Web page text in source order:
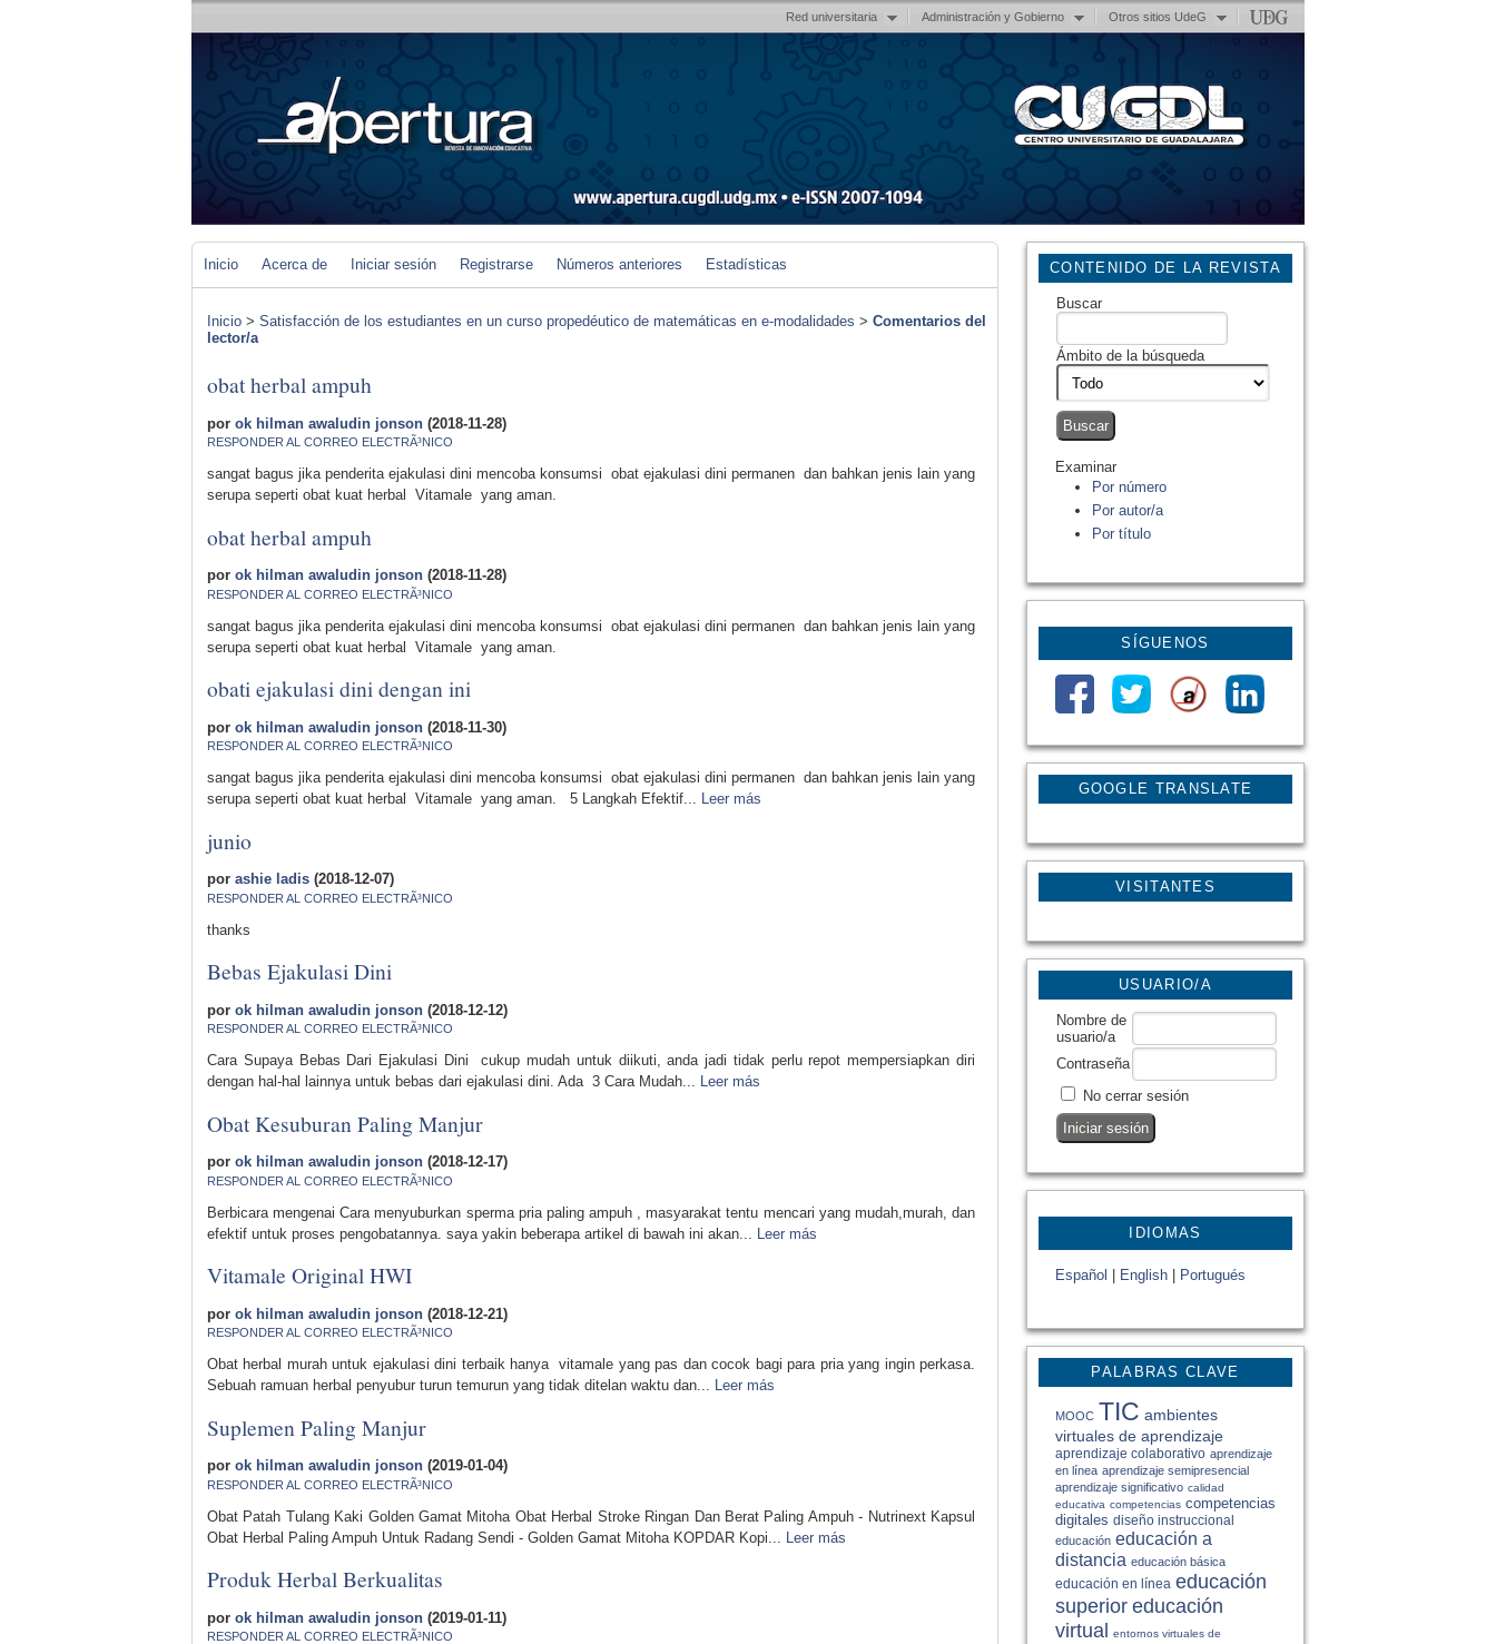
Red universitaria Administración y Gobierno Otros sitios UdeG
GOOGLE TRANSLATE
VISITANTES
CONTENIDO DE LA REVISTA
Buscar
Ámbito de la búsqueda
Examinar
Por número
Por autor/a
Por título
SÍGUENOS
USUARIO/A
Nombre de
usuario/a
Contraseña
No cerrar sesión
IDIOMAS
Español English Portugués
PALABRAS CLAVE
MOOC TIC ambientes
virtuales de aprendizaje
aprendizaje colaborativo aprendizaje
en línea aprendizaje semipresencial
aprendizaje significativo calidad
educativa competencias competencias
digitales diseño instruccional
educación educación a
distancia educación básica
educación en línea educación
superior educación
virtual entornos virtuales de
Inicio Acerca de Iniciar sesión Registrarse Números anteriores Estadísticas
Inicio > Satisfacción de los estudiantes en un curso propedéutico de matemáticas en e-modalidades > Comentarios del
lector/a
obat herbal ampuh
por ok hilman awaludin jonson (2018-11-28)
RESPONDER AL CORREO ELECTRÃ³NICO
sangat bagus jika penderita ejakulasi dini mencoba konsumsi obat ejakulasi dini permanen dan bahkan jenis lain yang
serupa seperti obat kuat herbal Vitamale yang aman.
obat herbal ampuh
por ok hilman awaludin jonson (2018-11-28)
RESPONDER AL CORREO ELECTRÃ³NICO
sangat bagus jika penderita ejakulasi dini mencoba konsumsi obat ejakulasi dini permanen dan bahkan jenis lain yang
serupa seperti obat kuat herbal Vitamale yang aman.
obati ejakulasi dini dengan ini
por ok hilman awaludin jonson (2018-11-30)
RESPONDER AL CORREO ELECTRÃ³NICO
sangat bagus jika penderita ejakulasi dini mencoba konsumsi obat ejakulasi dini permanen dan bahkan jenis lain yang
serupa seperti obat kuat herbal Vitamale yang aman. 5 Langkah Efektif... Leer más
junio
por ashie ladis (2018-12-07)
RESPONDER AL CORREO ELECTRÃ³NICO
thanks
Bebas Ejakulasi Dini
por ok hilman awaludin jonson (2018-12-12)
RESPONDER AL CORREO ELECTRÃ³NICO
Cara Supaya Bebas Dari Ejakulasi Dini cukup mudah untuk diikuti, anda jadi tidak perlu repot mempersiapkan diri
dengan hal-hal lainnya untuk bebas dari ejakulasi dini. Ada 3 Cara Mudah... Leer más
Obat Kesuburan Paling Manjur
por ok hilman awaludin jonson (2018-12-17)
RESPONDER AL CORREO ELECTRÃ³NICO
Berbicara mengenai Cara menyuburkan sperma pria paling ampuh , masyarakat tentu mencari yang mudah,murah, dan
efektif untuk proses pengobatannya. saya yakin beberapa artikel di bawah ini akan... Leer más
Vitamale Original HWI
por ok hilman awaludin jonson (2018-12-21)
RESPONDER AL CORREO ELECTRÃ³NICO
Obat herbal murah untuk ejakulasi dini terbaik hanya vitamale yang pas dan cocok bagi para pria yang ingin perkasa.
Sebuah ramuan herbal penyubur turun temurun yang tidak ditelan waktu dan... Leer más
Suplemen Paling Manjur
por ok hilman awaludin jonson (2019-01-04)
RESPONDER AL CORREO ELECTRÃ³NICO
Obat Patah Tulang Kaki Golden Gamat Mitoha Obat Herbal Stroke Ringan Dan Berat Paling Ampuh - Nutrinext Kapsul
Obat Herbal Paling Ampuh Untuk Radang Sendi - Golden Gamat Mitoha KOPDAR Kopi... Leer más
Produk Herbal Berkualitas
por ok hilman awaludin jonson (2019-01-11)
RESPONDER AL CORREO ELECTRÃ³NICO